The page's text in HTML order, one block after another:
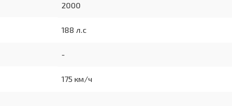
2000
188 л.с
-
175 км/ч